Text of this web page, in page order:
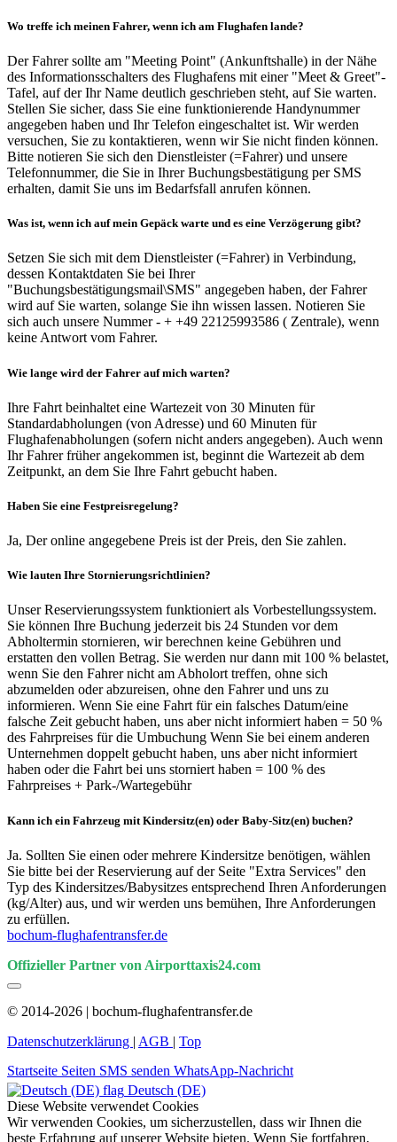
Wo treffe ich meinen Fahrer, wenn ich am Flughafen lande?
Der Fahrer sollte am "Meeting Point" (Ankunftshalle) in der Nähe
des Informationsschalters des Flughafens mit einer "Meet & Greet"-
Tafel, auf der Ihr Name deutlich geschrieben steht, auf Sie warten.
Stellen Sie sicher, dass Sie eine funktionierende Handynummer
angegeben haben und Ihr Telefon eingeschaltet ist. Wir werden
versuchen, Sie zu kontaktieren, wenn wir Sie nicht finden können.
Bitte notieren Sie sich den Dienstleister (=Fahrer) und unsere
Telefonnummer, die Sie in Ihrer Buchungsbestätigung per SMS
erhalten, damit Sie uns im Bedarfsfall anrufen können.
Was ist, wenn ich auf mein Gepäck warte und es eine Verzögerung gibt?
Setzen Sie sich mit dem Dienstleister (=Fahrer) in Verbindung,
dessen Kontaktdaten Sie bei Ihrer
"Buchungsbestätigungsmail\SMS" angegeben haben, der Fahrer
wird auf Sie warten, solange Sie ihn wissen lassen. Notieren Sie
sich auch unsere Nummer - + +49 22125993586 ( Zentrale), wenn
keine Antwort vom Fahrer.
Wie lange wird der Fahrer auf mich warten?
Ihre Fahrt beinhaltet eine Wartezeit von 30 Minuten für
Standardabholungen (von Adresse) und 60 Minuten für
Flughafenabholungen (sofern nicht anders angegeben). Auch wenn
Ihr Fahrer früher angekommen ist, beginnt die Wartezeit ab dem
Zeitpunkt, an dem Sie Ihre Fahrt gebucht haben.
Haben Sie eine Festpreisregelung?
Ja, Der online angegebene Preis ist der Preis, den Sie zahlen.
Wie lauten Ihre Stornierungsrichtlinien?
Unser Reservierungssystem funktioniert als Vorbestellungssystem.
Sie können Ihre Buchung jederzeit bis 24 Stunden vor dem
Abholtermin stornieren, wir berechnen keine Gebühren und
erstatten den vollen Betrag. Sie werden nur dann mit 100 % belastet,
wenn Sie den Fahrer nicht am Abholort treffen, ohne sich
abzumelden oder abzureisen, ohne den Fahrer und uns zu
informieren. Wenn Sie eine Fahrt für ein falsches Datum/eine
falsche Zeit gebucht haben, uns aber nicht informiert haben = 50 %
des Fahrpreises für die Umbuchung Wenn Sie bei einem anderen
Unternehmen doppelt gebucht haben, uns aber nicht informiert
haben oder die Fahrt bei uns storniert haben = 100 % des
Fahrpreises + Park-/Wartegebühr
Kann ich ein Fahrzeug mit Kindersitz(en) oder Baby-Sitz(en) buchen?
Ja. Sollten Sie einen oder mehrere Kindersitze benötigen, wählen
Sie bitte bei der Reservierung auf der Seite "Extra Services" den
Typ des Kindersitzes/Babysitzes entsprechend Ihren Anforderungen
(kg/Alter) aus, und wir werden uns bemühen, Ihre Anforderungen
zu erfüllen.
bochum-flughafentransfer.de
Offizieller Partner von Airporttaxis24.com
© 2014-2026 | bochum-flughafentransfer.de
Datenschutzerklärung | AGB | Top
Startseite Seiten SMS senden WhatsApp-Nachricht
Deutsch (DE)
Diese Website verwendet Cookies
Wir verwenden Cookies, um sicherzustellen, dass wir Ihnen die
beste Erfahrung auf unserer Website bieten. Wenn Sie fortfahren,